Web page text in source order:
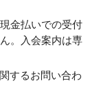
金払いでの受付
。入会案内は専
するお問い合わ